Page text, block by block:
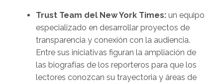
Trust Team del New York Times: un equipo
especializado en desarrollar proyectos de
transparencia y conexión con la audiencia.
Entre sus iniciativas figuran la ampliación de
las biografías de los reporteros para que los
lectores conozcan su trayectoria y áreas de